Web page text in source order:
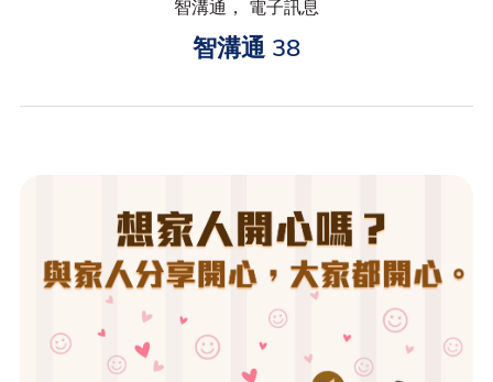
智溝通， 電子訊息
智溝通 38